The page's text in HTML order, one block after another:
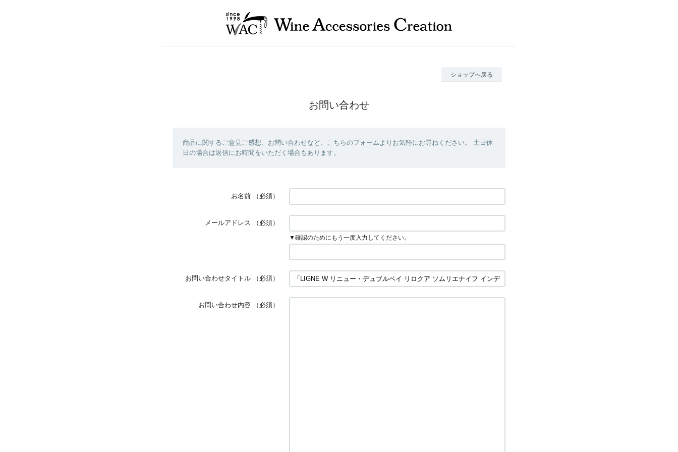
ショップへ戻る
お問い合わせ
商品に関するご意見ご感想、お問い合わせなど、こちらのフォームよりお気軽にお尋ねください。 土日休
日の場合は返信にお時間をいただく場合もあります。
お名前 （必須）
メールアドレス （必須）
▼確認のためにもう一度入力してください。
お問い合わせタイトル （必須）
お問い合わせ内容 （必須）